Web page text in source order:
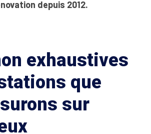
depuis 2012.
exhaustives
que
sur